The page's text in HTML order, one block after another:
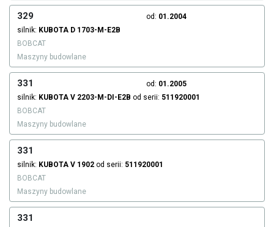
329 od: 01.2004
silnik: KUBOTA D 1703-M-E2B
BOBCAT
Maszyny budowlane
331 od: 01.2005
silnik: KUBOTA V 2203-M-DI-E2B od serii: 511920001
BOBCAT
Maszyny budowlane
331
silnik: KUBOTA V 1902 od serii: 511920001
BOBCAT
Maszyny budowlane
331